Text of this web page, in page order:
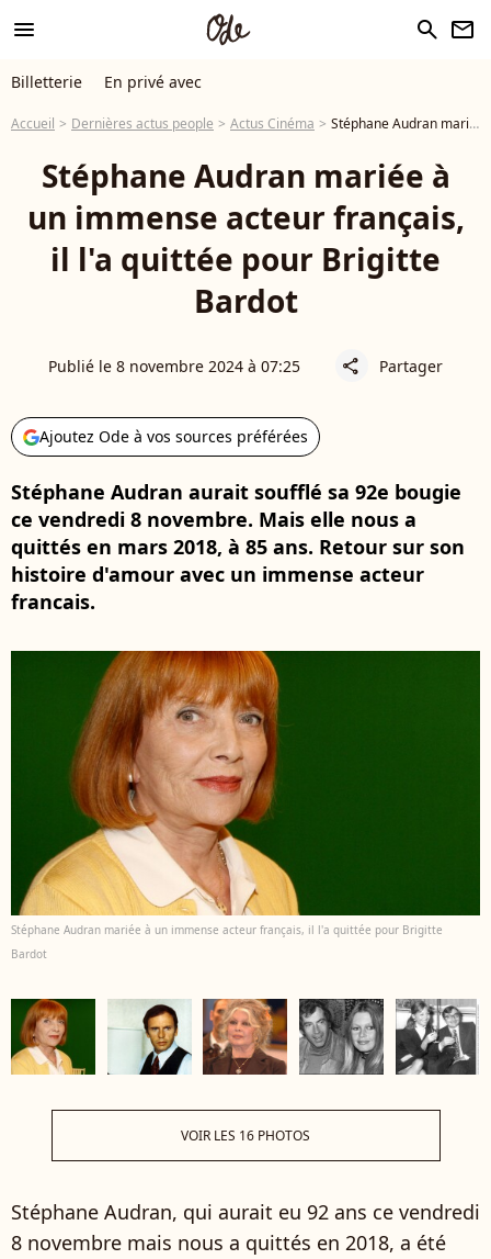
menu search newsletter
Billetterie En privé avec
Accueil Dernières actus people Actus Cinéma Stéphane Audran mariée à un immense acteur français, il l'a quittée pour Brigitte Bardot
Stéphane Audran mariée à
un immense acteur français,
il l'a quittée pour Brigitte
Bardot
Publié le 8 novembre 2024 à 07:25 share Partager
Ajoutez Ode à vos sources préférées
Stéphane Audran aurait soufflé sa 92e bougie
ce vendredi 8 novembre. Mais elle nous a
quittés en mars 2018, à 85 ans. Retour sur son
histoire d'amour avec un immense acteur
francais.
Stéphane Audran mariée à un immense acteur français, il l'a quittée pour Brigitte
Bardot
VOIR LES 16 PHOTOS
Stéphane Audran, qui aurait eu 92 ans ce vendredi
8 novembre mais nous a quittés en 2018, a été